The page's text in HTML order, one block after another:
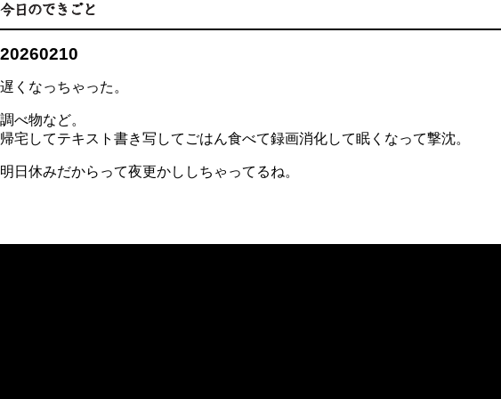
20260210
遅くなっちゃった。
調べ物など。
帰宅してテキスト書き写してごはん食べて録画消化して眠くなって撃沈。
明日休みだからって夜更かししちゃってるね。